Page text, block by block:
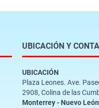
UBICACIÓN Y
UBICACIÓN
Plaza Leones. Ave.
2908, Colina de las
Monterrey - Nuevo